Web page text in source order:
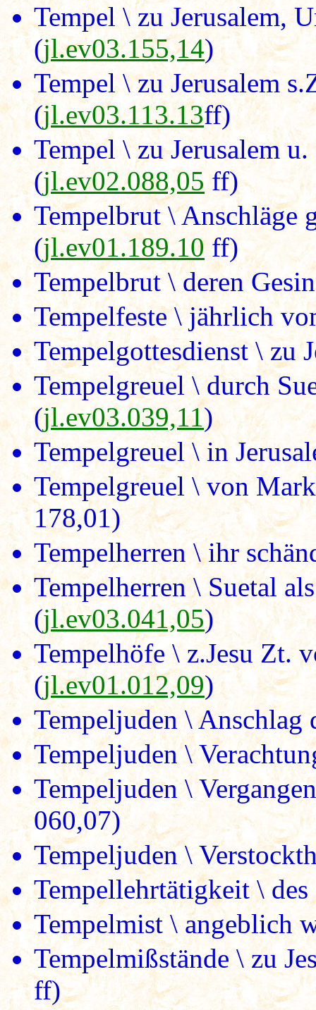
Tempel \ zu Jerusalem,
(jl.ev03.155,14)
Tempel \ zu Jerusalem
(jl.ev03.113.13ff)
Tempel \ zu Jerusalem
(jl.ev02.088,05 ff)
Tempelbrut \ Anschläge
(jl.ev01.189.10ff)
Tempelbrut \ deren
Tempelfeste \ jährlich
Tempelgottesdienst \ zu
Tempelgreuel \ durch
(jl.ev03.039,11)
Tempelgreuel \ in
Tempelgreuel \ von
178,01)
Tempelherren \ ihr
Tempelherren \ Suetal
(jl.ev03.041,05)
Tempelhöfe \ z.Jesu Zt.
(jl.ev01.012,09)
Tempeljuden \ Anschlag
Tempeljuden \
Tempeljuden \
060,07)
Tempeljuden \
Tempellehrtätigkeit \
Tempelmist \ angeblich
Tempelmißstände \ zu
ff)